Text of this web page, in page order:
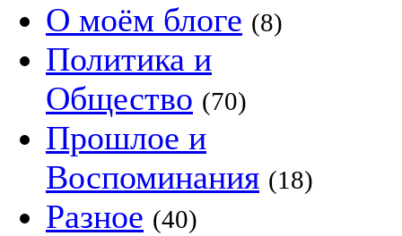
О моём блоге (8)
Политика и
Общество (70)
Прошлое и
Воспоминания (18)
Разное (40)